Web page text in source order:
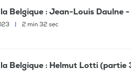
Belgique : Jean-Louis Daulne
| 2 min 32 sec
Belgique : Helmut Lotti (partie